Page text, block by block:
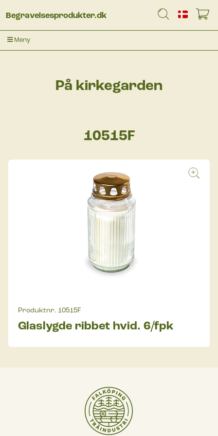
Begravelsesprodukter.dk
Meny
På kirkegarden
10515F
Produktnr. 10515F
Glaslygde ribbet hvid. 6/fpk